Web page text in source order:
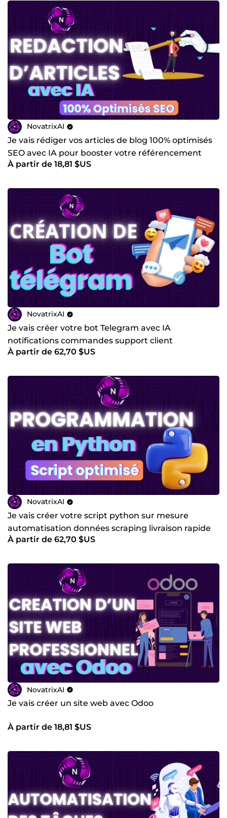
NovatrixAI
Je vais rédiger vos articles de blog 100% optimisés
SEO avec IA pour booster votre référencement
À partir de 18,81 $US
NovatrixAI
Je vais créer votre bot Telegram avec IA
notifications commandes support client
automatique
À partir de 62,70 $US
NovatrixAI
Je vais créer votre script python sur mesure
automatisation données scraping livraison rapide
À partir de 62,70 $US
NovatrixAI
Je vais créer un site web avec Odoo
À partir de 18,81 $US